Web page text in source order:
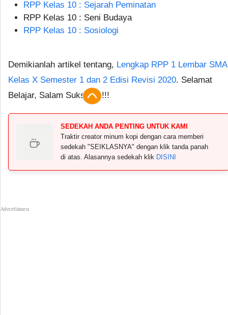
RPP Kelas 10 : Sejarah Peminatan
RPP Kelas 10 : Seni Budaya
RPP Kelas 10 : Sosiologi
Demikianlah artikel tentang, Lengkap RPP 1 Lembar SMA
Kelas X Semester 1 dan 2 Edisi Revisi 2020. Selamat
Belajar, Salam Sukses...!!!
SEDEKAH ANDA PENTING UNTUK KAMI
Traktir creator minum kopi dengan cara memberi
sedekah "SEIKLASNYA" dengan klik tanda panah
di atas. Alasannya sedekah klik DISINI
Advertismen